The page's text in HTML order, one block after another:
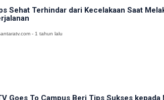
Sehat Terhindar dari Kecelakaan Saat
- 1 tahun lalu
Goes To Campus Beri Tips Sukses kepada